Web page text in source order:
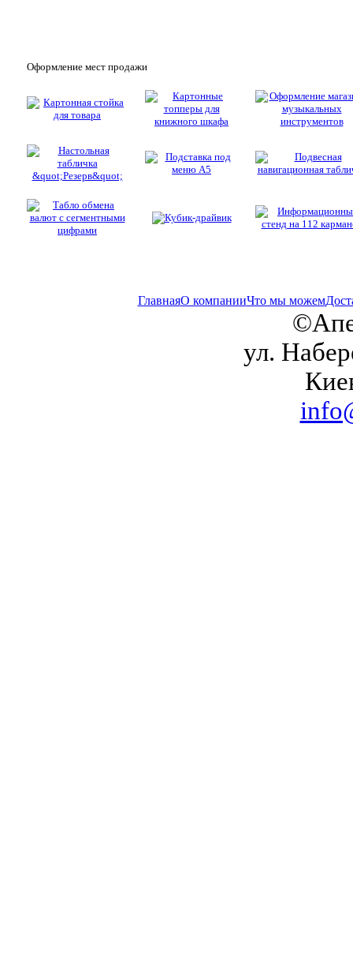
Оформление мест продажи
ГлавнаяО компанииЧто мы можем
ул.